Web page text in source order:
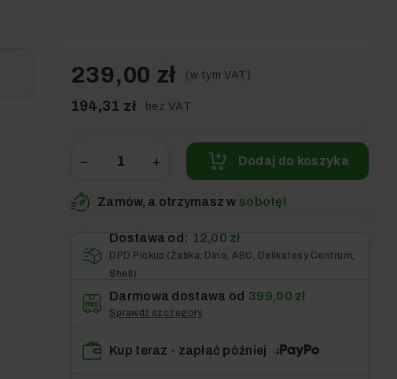
239,00 zł (w tym VAT)
194,31 zł bez VAT
− + Dodaj do koszyka
Zamów, a otrzymasz w sobotę!
Dostawa od: 12,00 zł
DPD Pickup (Żabka, Dino, ABC, Delikatesy Centrum,
Shell)
Darmowa dostawa od 399,00 zł
Sprawdź szczegóły
Kup teraz - zapłać później